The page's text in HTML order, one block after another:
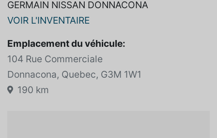
GERMAIN NISSAN DONNACONA
VOIR L'INVENTAIRE
Emplacement du véhicule:
104 Rue Commerciale
Donnacona, Quebec, G3M 1W1
190 km